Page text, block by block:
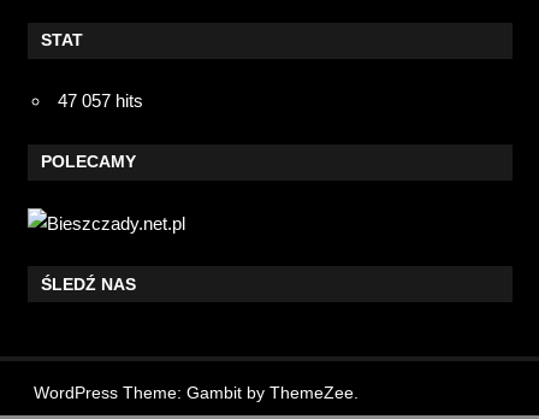
STAT
47 057 hits
POLECAMY
ŚLEDŹ NAS
WordPress Theme: Gambit by ThemeZee.